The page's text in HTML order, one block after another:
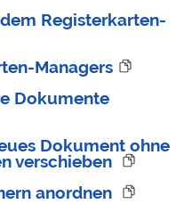
Registerkarten-
Managers
Dokumente
Dokument ohne
verschieben
anordnen